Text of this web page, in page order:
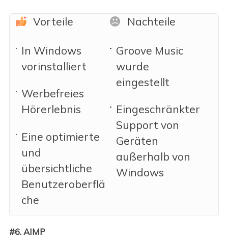
Vorteile
In Windows
vorinstalliert
Werbefreies
Hörerlebnis
Eine optimierte
und
übersichtliche
Benutzeroberflä
che
Nachteile
Groove Music
wurde
eingestellt
Eingeschränkter
Support von
Geräten
außerhalb von
Windows
#6. AIMP